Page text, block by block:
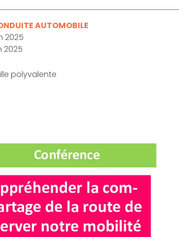
AUTOMOBILE
2025
2025
polyvalente